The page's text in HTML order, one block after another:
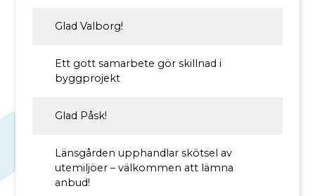
Glad Valborg!
Ett gott samarbete gör skillnad i
byggprojekt
Glad Påsk!
Länsgården upphandlar skötsel av
utemiljöer – välkommen att lämna
anbud!